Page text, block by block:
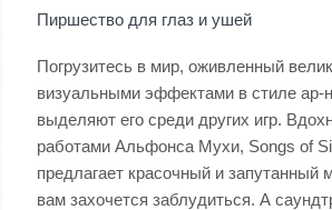
Пиршество для глаз и ушей
Погрузитесь в мир, оживленный
визуальными эффектами в стиле ар-
выделяют его среди других игр.
работами Альфонса Мухи, Songs of
предлагает красочный и запутанный
вам захочется заблудиться. А